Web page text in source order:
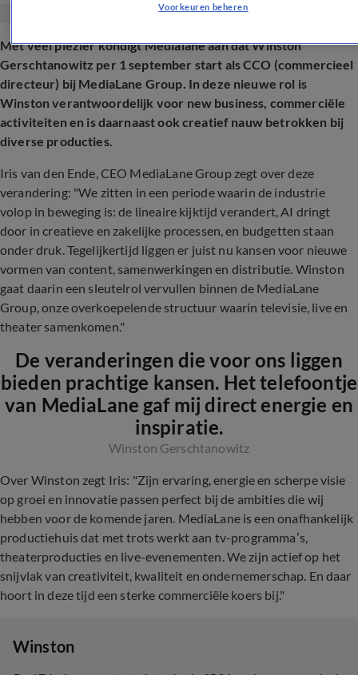
Met veel plezier kondigt Medialane aan dat Winston
Gerschtanowitz per 1 september start als CCO (commercieel
directeur) bij MediaLane Group. In deze nieuwe rol is
Winston verantwoordelijk voor new business, commerciële
activiteiten en is daarnaast ook creatief nauw betrokken bij
diverse producties.
Iris van den Ende, CEO MediaLane Group zegt over deze
verandering: "We zitten in een periode waarin de industrie
volop in beweging is: de lineaire kijktijd verandert, AI dringt
door in creatieve en zakelijke processen, en budgetten staan
onder druk. Tegelijkertijd liggen er juist nu kansen voor nieuwe
vormen van content, samenwerkingen en distributie. Winston
gaat daarin een sleutelrol vervullen binnen de MediaLane
Group, onze overkoepelende structuur waarin televisie, live en
theater samenkomen."
De veranderingen die voor ons liggen
bieden prachtige kansen. Het telefoontje
van MediaLane gaf mij direct energie en
inspiratie.
Winston Gerschtanowitz
Over Winston zegt Iris: "Zijn ervaring, energie en scherpe visie
op groei en innovatie passen perfect bij de ambities die wij
hebben voor de komende jaren. MediaLane is een onafhankelijk
productiehuis dat met trots werkt aan tv-programma’s,
theaterproducties en live-evenementen. We zijn actief op het
snijvlak van creativiteit, kwaliteit en ondernemerschap. En daar
hoort in deze tijd een sterke commerciële koers bij."
Winston
Voorkeuren beheren